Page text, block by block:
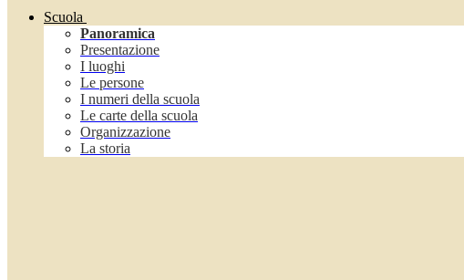
Scuola
Panoramica
Presentazione
I luoghi
Le persone
I numeri della scuola
Le carte della scuola
Organizzazione
La storia